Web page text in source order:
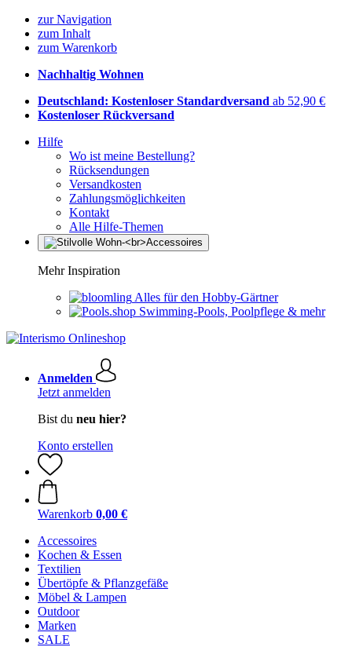
zur Navigation
zum Inhalt
zum Warenkorb
Nachhaltig Wohnen
Deutschland: Kostenloser Standardversand ab 52,90 €
Kostenloser Rückversand
Hilfe
Wo ist meine Bestellung?
Rücksendungen
Versandkosten
Zahlungsmöglichkeiten
Kontakt
Alle Hilfe-Themen
Mehr Inspiration
Alles für den Hobby-Gärtner
Swimming-Pools, Poolpflege & mehr
Anmelden
Jetzt anmelden
Bist du neu hier?
Konto erstellen
Warenkorb 0,00 €
Accessoires
Kochen & Essen
Textilien
Übertöpfe & Pflanzgefäße
Möbel & Lampen
Outdoor
Marken
SALE